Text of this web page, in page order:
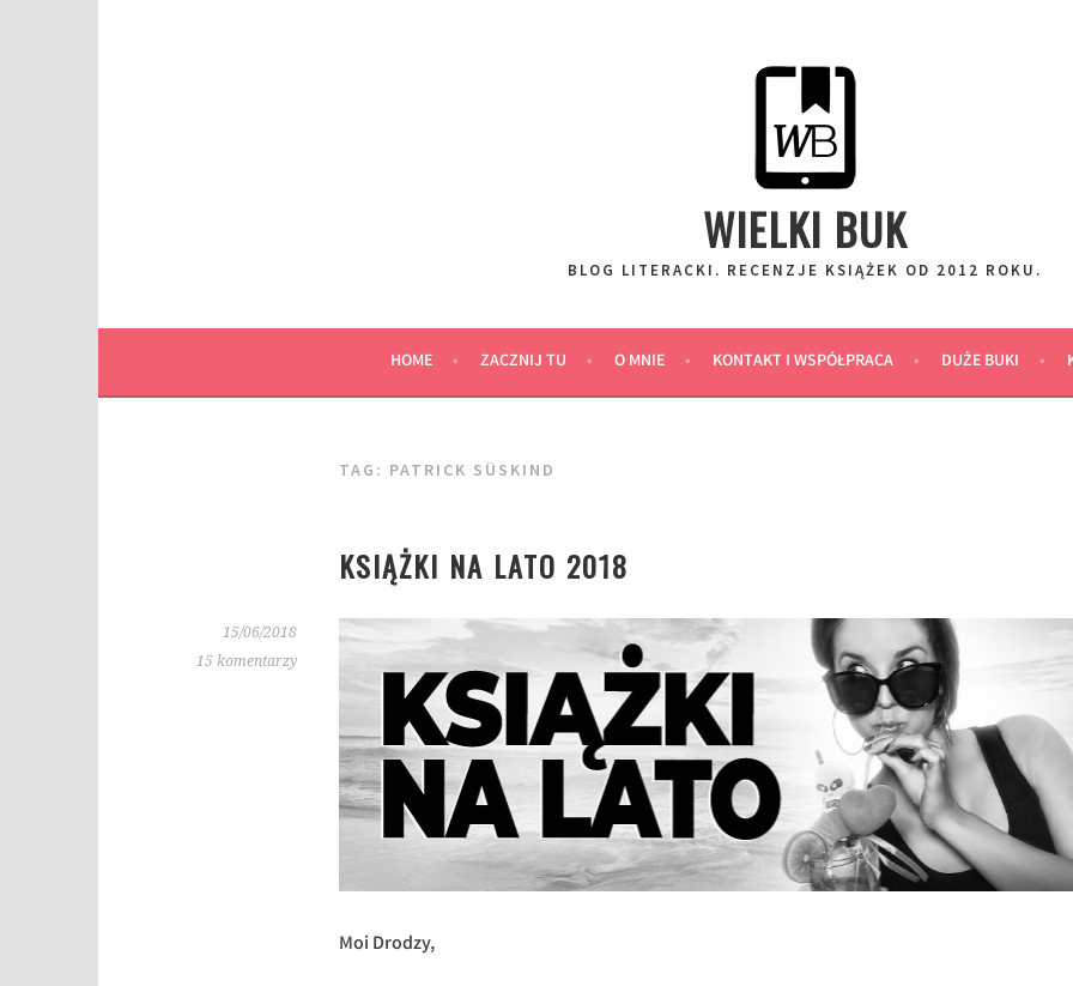
WIELKI BUK
BLOG LITERACKI. RECENZJE KSIĄŻEK OD 2012 ROKU.
HOME ZACZNIJ TU O MNIE KONTAKT I WSPÓŁPRACA DUŻE BUKI
TAG: PATRICK SÜSKIND
KSIĄŻKI NA LATO 2018
15/06/2018
15 komentarzy
Moi Drodzy,